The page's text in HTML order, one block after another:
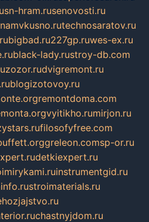
sn-hram.rusenovosti.ru
technosaratov.ru
bigbad.ru227gp.ruwes-ex.ru
black-lady.rustroy-db.com
zozor.rudvigremont.ru
blogizotovoy.ru
remontdoma.com
vyitikho.rumirjon.ru
filosofyfree.com
greleon.comsp-or.ru
detkiexpert.ru
instrumentgid.ru
stroimaterials.ru
chastnyjdom.ru